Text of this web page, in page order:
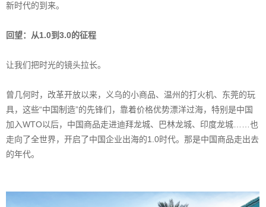
新时代的到来。
回望：从1.0到3.0的征程
让我们把时光的镜头拉长。
曾几何时，改革开放以来，义乌的小商品、温州的打火机、东莞的玩
具，这些“中国制造”的先锋们，靠着价格优势漂洋过海，特别是中国
加入WTO以后，中国商品走进迪拜龙城、巴林龙城、印度龙城……也
走向了全世界，开启了中国企业出海的1.0时代。那是中国商品走出去
的年代。